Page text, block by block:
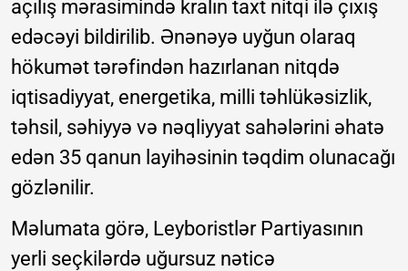
açılış mərasimində kralın taxt nitqi ilə çıxış
edəcəyi bildirilib. Ənənəyə uyğun olaraq
hökumət tərəfindən hazırlanan nitqdə
iqtisadiyyat, energetika, milli təhlükəsizlik,
təhsil, səhiyyə və nəqliyyat sahələrini əhatə
edən 35 qanun layihəsinin təqdim olunacağı
gözlənilir.
Məlumata görə, Leyboristlər Partiyasının
yerli seçkilərdə uğursuz nəticə